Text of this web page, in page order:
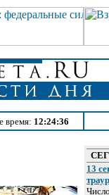
время: 12:24:36
13